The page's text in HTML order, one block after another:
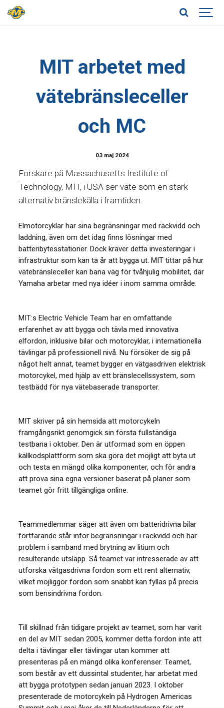
MIT arbetet med
vätebränsleceller
och MC
03 maj 2024
Forskare på Massachusetts Institute of
Technology, MIT, i USA ser väte som en stark
alternativ bränslekälla i framtiden.
Elmotorcyklar har sina begränsningar med räckvidd och
laddning, även om det idag finns lösningar med
batteribytesstationer. Dock kräver detta investeringar i
infrastruktur som kan ta år att bygga ut. MIT tittar på hur
vätebränsleceller kan bana väg för tvåhjulig mobilitet, där
Yamaha arbetar med nya idéer i inom samma område.
MIT:s Electric Vehicle Team har en omfattande
erfarenhet av att bygga och tävla med innovativa
elfordon, inklusive bilar och motorcyklar, i internationella
tävlingar på professionell nivå. Nu försöker de sig på
något helt annat, teamet bygger en vätgasdriven elektrisk
motorcykel, med hjälp av ett bränslecellssystem, som
testbädd för nya vätebaserade transporter.
MIT skriver på sin hemsida att motorcykeln
framgångsrikt genomgick sin första fullständiga
testbana i oktober. Den är utformad som en öppen
källkodsplattform som ska göra det möjligt att byta ut
och testa en mängd olika komponenter, och för andra
att prova sina egna versioner baserat på planer som
teamet gör fritt tillgängliga online.
Teammedlemmar säger att även om batteridrivna bilar
fortfarande står inför begränsningar i räckvidd och har
problem i samband med brytning av litium och
resulterande utsläpp. Så teamet var intresserade av att
utforska vätgasdrivna fordon som ett rent alternativ,
vilket möjliggör fordon som snabbt kan fyllas på precis
som bensindrivna fordon.
Till skillnad från tidigare projekt av teamet, som har varit
en del av MIT sedan 2005, kommer detta fordon inte att
delta i tävlingar eller tävlingar utan kommer att
presenteras på en mängd olika konferenser. Teamet,
som består av ett dussintal studenter, har arbetat med
att bygga prototypen sedan januari 2023. I oktober
presenterade de motorcykeln på Hydrogen Americas